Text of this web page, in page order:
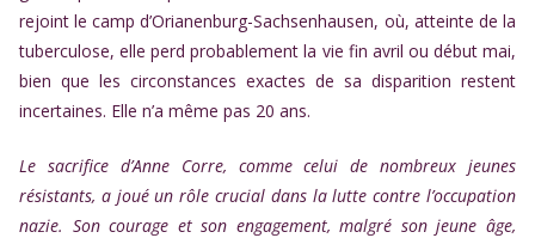
rejoint le camp d’Orianenburg-Sachsenhausen, où, atteinte de la
tuberculose, elle perd probablement la vie fin avril ou début mai,
bien que les circonstances exactes de sa disparition restent
incertaines. Elle n’a même pas 20 ans.
Le sacrifice d’Anne Corre, comme celui de nombreux jeunes
résistants, a joué un rôle crucial dans la lutte contre l’occupation
nazie. Son courage et son engagement, malgré son jeune âge,